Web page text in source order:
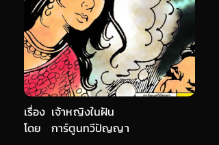
เรื่อง เจ้าหญิงในฝัน
การ์ตูนทวีปัญญา
โดย